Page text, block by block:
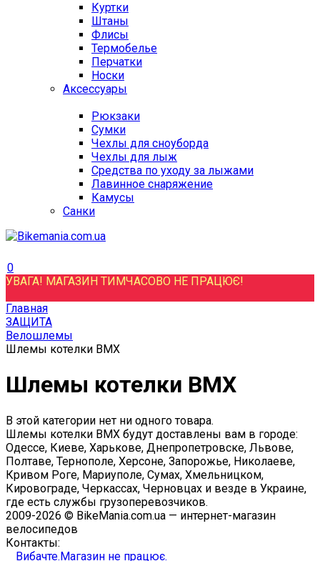
Куртки
Штаны
Флисы
Термобелье
Перчатки
Носки
Аксессуары
Рюкзаки
Сумки
Чехлы для сноуборда
Чехлы для лыж
Средства по уходу за лыжами
Лавинное снаряжение
Камусы
Санки
0
УВАГА! МАГАЗИН ТИМЧАСОВО НЕ ПРАЦЮЄ!
Главная
ЗАЩИТА
Велошлемы
Шлемы котелки BMX
Шлемы котелки BMX
В этой категории нет ни одного товара.
Шлемы котелки BMX будут доставлены вам в городе:
Одессе, Киеве, Харькове, Днепропетровске, Львове,
Полтаве, Тернополе, Херсоне, Запорожье, Николаеве,
Кривом Роге, Мариуполе, Сумах, Хмельницком,
Кировограде, Черкассах, Черновцах и везде в Украине,
где есть службы грузоперевозчиков.
2009-2026 © BikeMania.com.ua — интернет-магазин
велосипедов
Контакты:
Вибачте.Магазин не працює.